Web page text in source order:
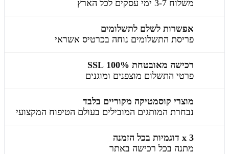
משלוח 3-7 ימי עסקים לכל הארץ
אפשרות לשלם לתשלומים
פריסת התשלומים נוחה בכרטיס אשראי
רכישה מאובטחת 100% SSL
פרטי התשלום מוצפנים ומוגנים
מוצרי קוסמטיקה מקוריים בלבד
נבחרת המותגים המובילים בעולם הטיפוח המקצועי
3 x דוגמיות בכל הזמנה
מתנה בכל רכישה באתר